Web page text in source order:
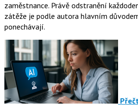
zaměstnance. Právě odstranění
zátěže je podle autora hlavním
ponechávají.